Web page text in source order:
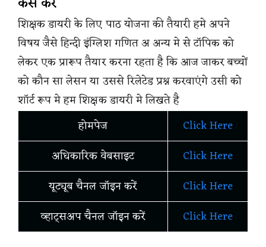
शिक्षक डायरी के लिए पाठ योजना की तैयारी हमे अपने
विषय जैसे हिन्दी इंग्लिश गणित अ अन्य मे से टॉपिक को
लेकर एक प्रारूप तैयार करना रहता है कि आज जाकर बच्चों
को कौन सा लेसन या उससे रिलेटेड प्रश्न करवाएंगे उसी को
शॉर्ट रूप मे हम शिक्षक डायरी मे लिखते है
होमपेज
Click Here
अधिकारिक वेबसाइट
Click Here
यूट्यूब चैनल जॉइन करें
Click Here
व्हाट्सअप चैनल जॉइन करें
Click Here